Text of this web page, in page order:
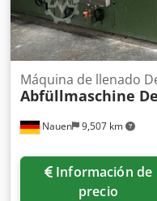
Nauen 9,507 km
Máquina de llenado
Abfüllmaschine
Información de
precio